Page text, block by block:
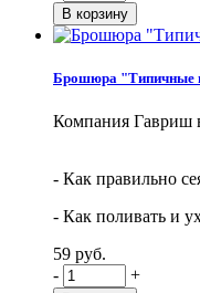
Брошюра "Типичные
Компания Гавриш
- Как правильно
- Как поливать и
59 руб.
-
+